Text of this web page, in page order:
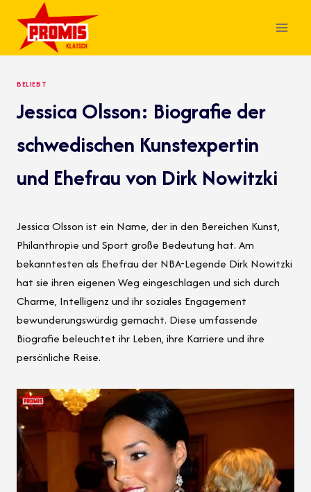
content
BELIEBT
Jessica Olsson: Biografie der
schwedischen Kunstexpertin
und Ehefrau von Dirk Nowitzki
Jessica Olsson ist ein Name, der in den Bereichen Kunst,
Philanthropie und Sport große Bedeutung hat. Am
bekanntesten als Ehefrau der NBA-Legende Dirk Nowitzki
hat sie ihren eigenen Weg eingeschlagen und sich durch
Charme, Intelligenz und ihr soziales Engagement
bewunderungswürdig gemacht. Diese umfassende
Biografie beleuchtet ihr Leben, ihre Karriere und ihre
persönliche Reise.